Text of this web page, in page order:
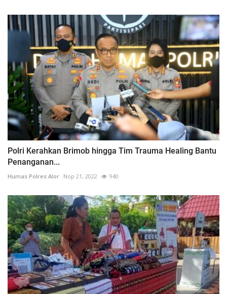
Polri Kerahkan Brimob hingga Tim Trauma Healing Bantu
Penanganan...
Humas Polres Alor Nop 21, 2022 940